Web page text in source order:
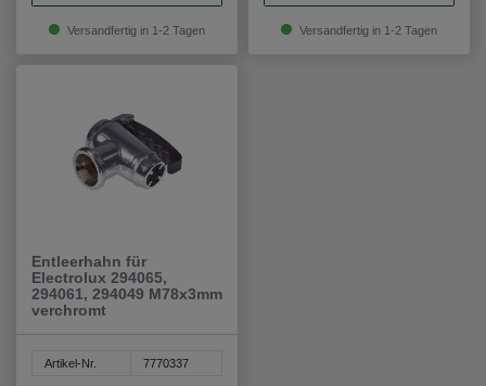
Versandfertig in 1-2 Tagen Versandfertig in 1-2 Tagen
Entleerhahn für
Electrolux 294065,
294061, 294049 M78x3mm
verchromt
Artikel-Nr. 7770337